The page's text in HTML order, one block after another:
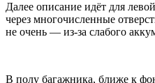
Далее описание идёт для
через многочисленные
не очень — из-за слабого
В полу багажника, ближе к